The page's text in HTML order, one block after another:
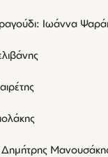
Ιωάννα